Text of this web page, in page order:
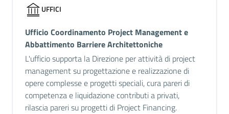
UFFICI
Ufficio Coordinamento Project Management e
Abbattimento Barriere Architettoniche
L'ufficio supporta la Direzione per attività di project
management su progettazione e realizzazione di
opere complesse e progetti speciali, cura pareri di
competenza e liquidazione contributi a privati,
rilascia pareri su progetti di Project Financing.